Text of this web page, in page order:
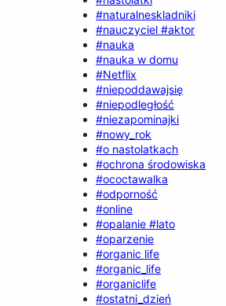
#naturalneskladniki
#nauczyciel #aktor
#nauka
#nauka w domu
#Netflix
#niepoddawajsię
#niepodległość
#niezapominajki
#nowy_rok
#o nastolatkach
#ochrona środowiska
#ococtawalka
#odporność
#online
#opalanie #lato
#oparzenie
#organic life
#organic_life
#organiclife
#ostatni_dzień